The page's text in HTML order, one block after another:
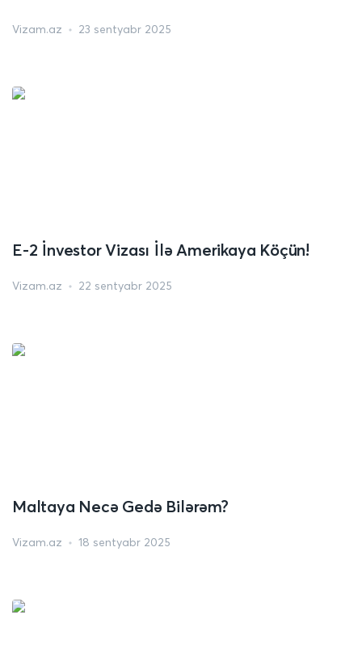
Vizam.az 23 sentyabr 2025
E-2 İnvestor Vizası İlə Amerikaya Köçün!
Vizam.az 22 sentyabr 2025
Maltaya Necə Gedə Bilərəm?
Vizam.az 18 sentyabr 2025